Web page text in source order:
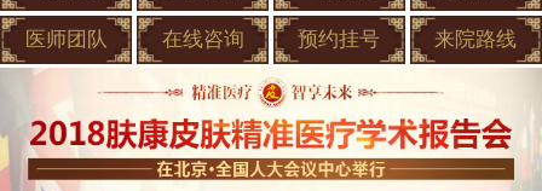
医师团队 在线咨询 预约挂号 来院路线